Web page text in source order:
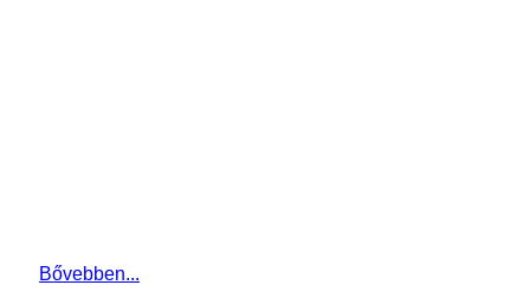
Bővebben...